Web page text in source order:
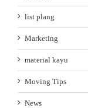
list plang
Marketing
material kayu
Moving Tips
News